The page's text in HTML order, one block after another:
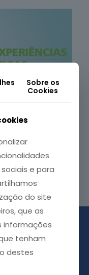
a
Leia mais
Sobre os
Cookies
e para
do site
que as
informações
tenham
destes